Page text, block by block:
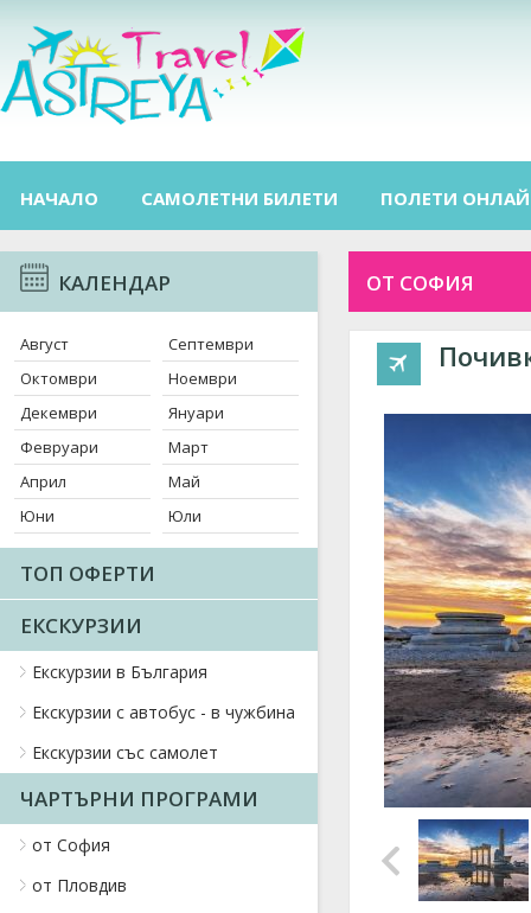
НАЧАЛО САМОЛЕТНИ БИЛЕТИ ПОЛЕТИ
КАЛЕНДАР
Август
Септември
Октомври
Ноември
Декември
Януари
Февруари
Март
Април
Май
Юни
Юли
ТОП ОФЕРТИ
ЕКСКУРЗИИ
Екскурзии в България
Екскурзии с автобус - в чужбина
Екскурзии със самолет
ЧАРТЪРНИ ПРОГРАМИ
от София
от Пловдив
ОТ СОФИЯ